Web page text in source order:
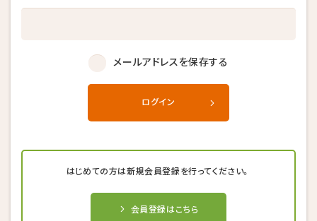
メールアドレスを保存する
ログイン
はじめての方は新規会員登録を行ってください。
会員登録はこちら